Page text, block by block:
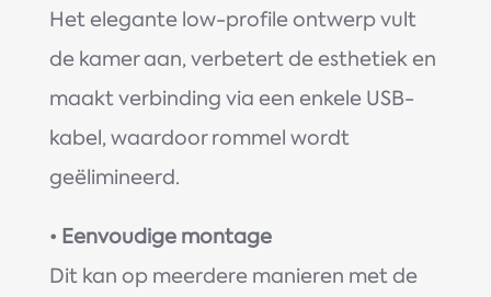
Het elegante low-profile ontwerp vult
de kamer aan, verbetert de esthetiek en
maakt verbinding via een enkele USB-
kabel, waardoor rommel wordt
geëlimineerd.
• Eenvoudige montage
Dit kan op meerdere manieren met de